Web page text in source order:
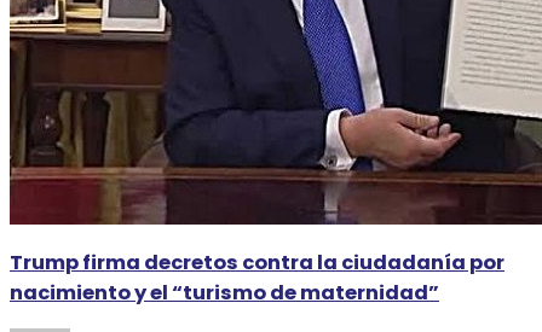
Trump firma decretos contra la ciudadanía por
nacimiento y el “turismo de maternidad”